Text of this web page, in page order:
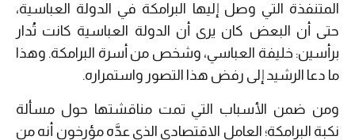
المتنفذة التي وصل إليها البرامكة في الدولة العباسية،
حتى أن البعض كان يرى أن الدولة العباسية كانت تُدار
برأسين: خليفة العباسي، وشخص من أسرة البرامكة. وهذا
ما دعا الرشيد إلى رفض هذا التصور واستمراره.
ومن ضمن الأسباب التي تمت مناقشتها حول مسألة
نكبة البرامكة؛ العامل الاقتصادي الذي عدَّه مؤرخون أنه من